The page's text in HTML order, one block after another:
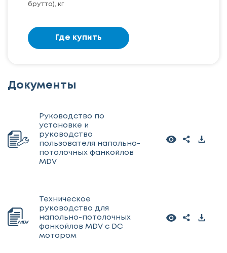
брутто), кг
Где купить
Документы
Руководство по
установке и
руководство
пользователя напольно-
потолочных фанкойлов
MDV
Техническое
руководство для
напольно-потолочных
фанкойлов MDV с DC
мотором